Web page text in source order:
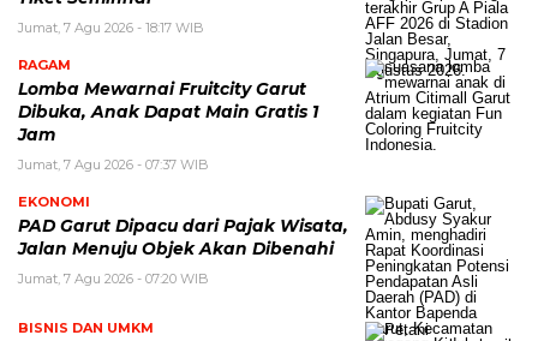
Jumat, 7 Agu 2026 - 18:17 WIB
RAGAM
Lomba Mewarnai Fruitcity Garut
Dibuka, Anak Dapat Main Gratis 1
Jam
Jumat, 7 Agu 2026 - 07:37 WIB
EKONOMI
PAD Garut Dipacu dari Pajak Wisata,
Jalan Menuju Objek Akan Dibenahi
Jumat, 7 Agu 2026 - 07:20 WIB
BISNIS DAN UMKM